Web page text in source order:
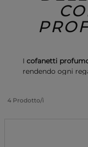
I cofanetti
rendendo ogni
,
con stile e senza
4 Prodotto/i